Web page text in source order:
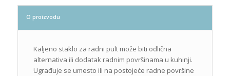
O proizvodu
Kaljeno staklo za radni pult može biti odlična
alternativa ili dodatak radnim površinama u kuhinji.
Ugrađuje se umesto ili na postojeće radne površine